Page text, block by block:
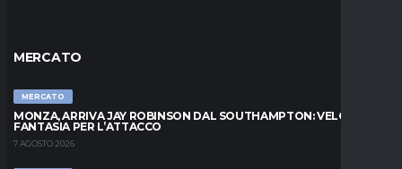
MERCATO
MERCATO
MONZA, ARRIVA JAY ROBINSON DAL SOUTHAMPTON: VELOCITÀ E
FANTASIA PER L’ATTACCO
7 AGOSTO 2026